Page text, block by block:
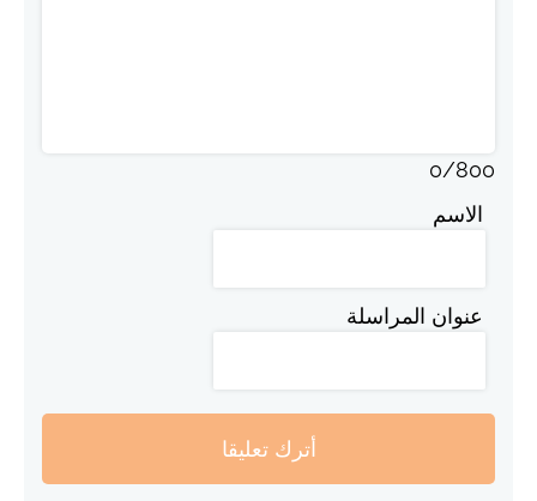
0/800
الاسم
عنوان المراسلة
أترك تعليقا